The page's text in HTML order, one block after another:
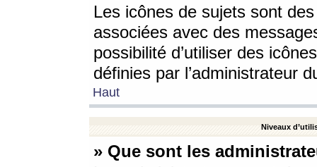
Les icônes de sujets sont
associées avec des
possibilité d’utiliser des
définies par l’administrateur
Haut
Niveaux
» Que sont les